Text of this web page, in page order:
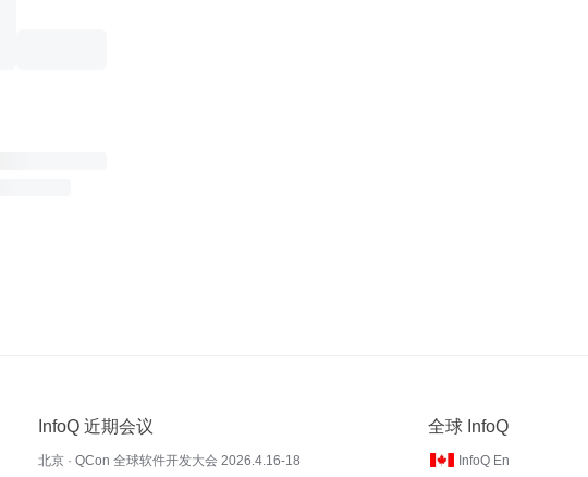
InfoQ 近期会议
北京 · QCon 全球软件开发大会 2026.4.16-18
全球 InfoQ
InfoQ En